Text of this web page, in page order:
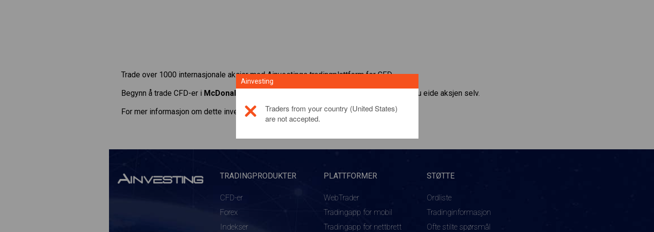
Trade over 1000 internasjonale aksjer med Ainvestings tradingplattform for CFD.
Begynn å trade CFD-er i McDonalds
. Få noteringer i sanntid og motta utbytte som om du eide aksjen selv.
For mer informasjon om dette investeringsproduktet,klikk her
TRADINGPRODUKTER
CFD-er
Forex
Indekser
PLATTFORMER
WebTrader
Tradingapp for mobil
Tradingapp for nettbrett
STØTTE
Ordliste
Tradinginformasjon
Ofte stilte spørsmål
Ainvesting
Traders from your country (United States)
are not accepted.